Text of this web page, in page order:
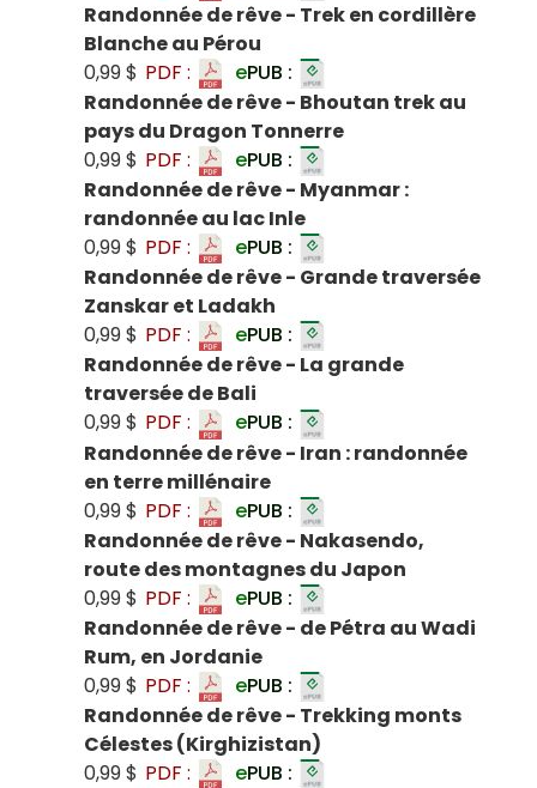
Randonnée de rêve - Trek en cordillère
Blanche au Pérou
0,99 $ PDF : ePUB :
Randonnée de rêve - Bhoutan trek au
pays du Dragon Tonnerre
0,99 $ PDF : ePUB :
Randonnée de rêve - Myanmar :
randonnée au lac Inle
0,99 $ PDF : ePUB :
Randonnée de rêve - Grande traversée
Zanskar et Ladakh
0,99 $ PDF : ePUB :
Randonnée de rêve - La grande
traversée de Bali
0,99 $ PDF : ePUB :
Randonnée de rêve - Iran : randonnée
en terre millénaire
0,99 $ PDF : ePUB :
Randonnée de rêve - Nakasendo,
route des montagnes du Japon
0,99 $ PDF : ePUB :
Randonnée de rêve - de Pétra au Wadi
Rum, en Jordanie
0,99 $ PDF : ePUB :
Randonnée de rêve - Trekking monts
Célestes (Kirghizistan)
0,99 $ PDF : ePUB :